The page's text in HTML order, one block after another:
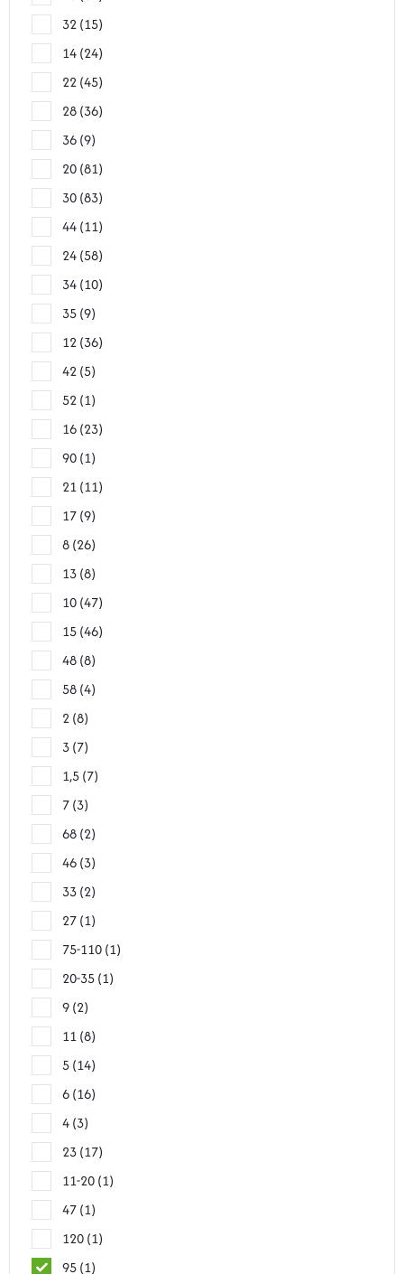
32 15
14 24
22 45
28 36
36 9
20 81
30 83
44 11
24 58
34 10
35 9
12 36
42 5
52 1
16 23
90 1
21 11
17 9
8 26
13 8
10 47
15 46
48 8
58 4
2 8
3 7
1,5 7
7 3
68 2
46 3
33 2
27 1
75-110 1
20-35 1
9 2
11 8
5 14
6 16
4 3
23 17
11-20 1
47 1
120 1
95 1